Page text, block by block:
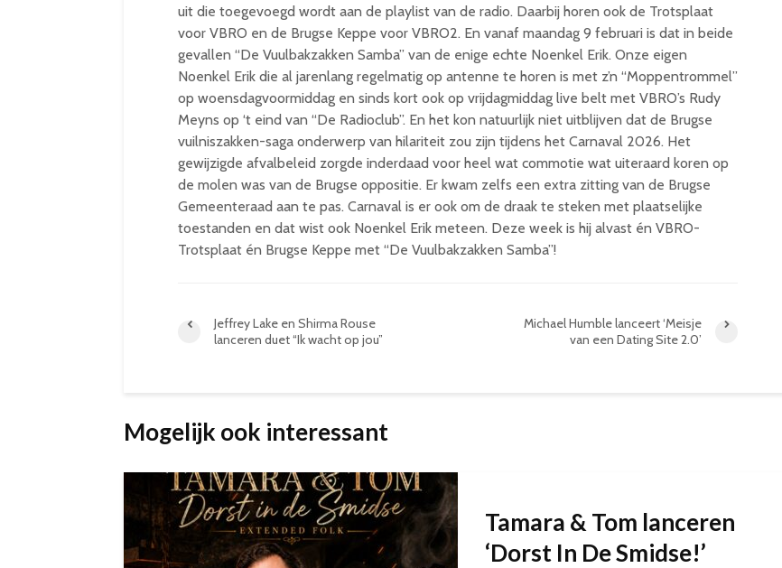
uit die toegevoegd wordt aan de playlist van de radio. Daarbij horen ook de Trotsplaat
voor VBRO en de Brugse Keppe voor VBRO2. En vanaf maandag 9 februari is dat in beide
gevallen “De Vuulbakzakken Samba” van de enige echte Noenkel Erik. Onze eigen
Noenkel Erik die al jarenlang regelmatig op antenne te horen is met z’n “Moppentrommel”
op woensdagvoormiddag en sinds kort ook op vrijdagmiddag live belt met VBRO’s Rudy
Meyns op ‘t eind van “De Radioclub”. En het kon natuurlijk niet uitblijven dat de Brugse
vuilniszakken-saga onderwerp van hilariteit zou zijn tijdens het Carnaval 2026. Het
gewijzigde afvalbeleid zorgde inderdaad voor heel wat commotie wat uiteraard koren op
de molen was van de Brugse oppositie. Er kwam zelfs een extra zitting van de Brugse
Gemeenteraad aan te pas. Carnaval is er ook om de draak te steken met plaatselijke
toestanden en dat wist ook Noenkel Erik meteen. Deze week is hij alvast én VBRO-
Trotsplaat én Brugse Keppe met “De Vuulbakzakken Samba”!
Jeffrey Lake en Shirma Rouse
lanceren duet “Ik wacht op jou”
Michael Humble lanceert ‘Meisje
van een Dating Site 2.0’
Mogelijk ook interessant
Tamara & Tom lanceren
‘Dorst In De Smidse!’